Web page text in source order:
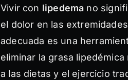
Vivir con lipedema no
el dolor en las
adecuada es una
eliminar la grasa
a las dietas y el ejercicio